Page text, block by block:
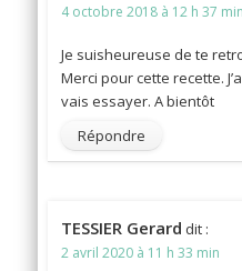
4 octobre 2018 à 12 h 37 min
Je suisheureuse de te
Merci pour cette recette.
vais essayer. A bientôt
Répondre
TESSIER Gerard dit :
2 avril 2020 à 11 h 33 min